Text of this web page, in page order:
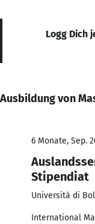
Logg Dich
Ausbildung von
6 Monate, Sep.
Stipendiat
Università di
International